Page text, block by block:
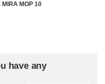
MIRA MOP 10
have any